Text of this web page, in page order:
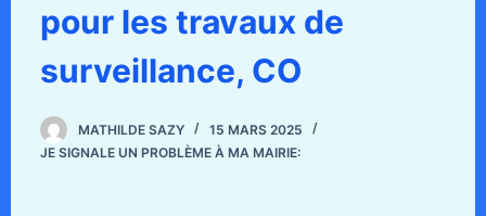
pour les travaux de
surveillance, CO
MATHILDE SAZY
15 MARS 2025
JE SIGNALE UN PROBLÈME À MA MAIRIE: